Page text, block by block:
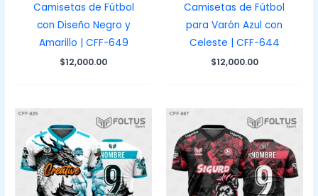
Camisetas de Fútbol
con Diseño Negro y
Amarillo | CFF-649
$12,000.00
Camisetas de Fútbol
para Varón Azul con
Celeste | CFF-644
$12,000.00